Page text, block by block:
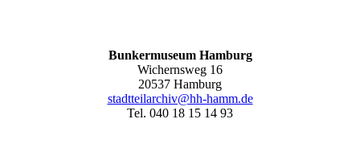
Bunkermuseum Hamburg
Wichernsweg 16
20537 Hamburg
stadtteilarchiv@hh-hamm.de
Tel. 040 18 15 14 93